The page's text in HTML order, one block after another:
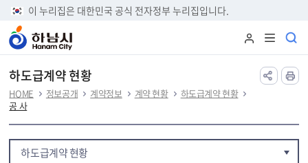
본문 바로가기
이 누리집은 대한민국 공식 전자정부 누리집입니다.
하도급계약 현황
HOME 정보공개 계약정보 계약 현황
하도급계약 현황
공 사
하도급계약 현황